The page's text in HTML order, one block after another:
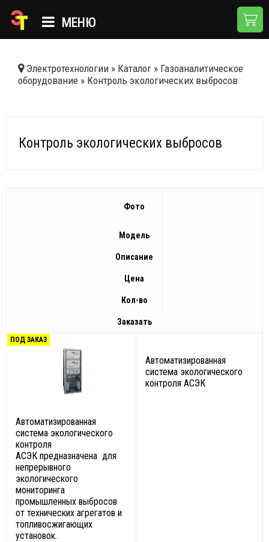
МЕНЮ
КАТАЛОГ
Электротехнологии » Каталог » Газоаналитическое
оборудование » Контроль экологических выбросов
Контроль экологических выбросов
Фото
Модель
Описание
Цена
Кол-во
Заказать
ПОД ЗАКАЗ
Автоматизированная
система экологического
контроля АСЭК
Автоматизированная
система экологического
контроля
АСЭК предназначена для
непрерывного
экологического
мониторинга
промышленных выбросов
от технических агрегатов и
топливосжигающих
установок.